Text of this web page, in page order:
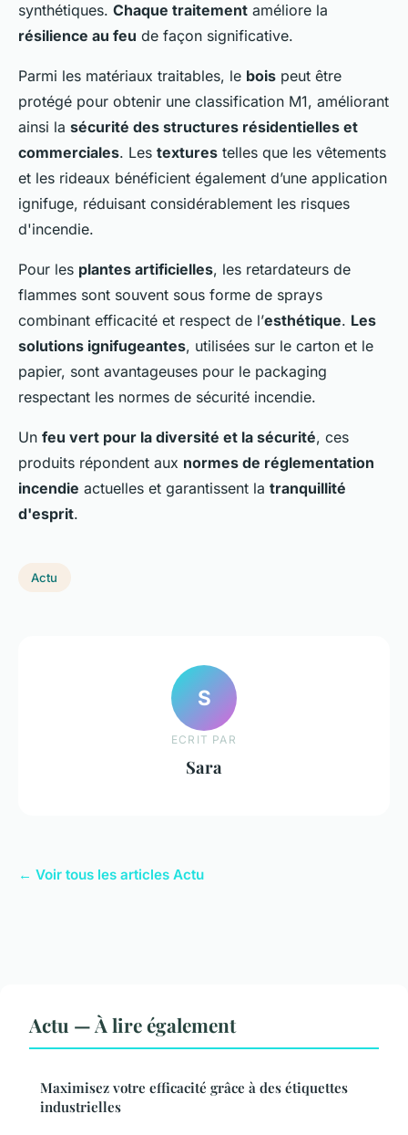
synthétiques. Chaque traitement améliore la
résilience au feu de façon significative.
Parmi les matériaux traitables, le bois peut être
protégé pour obtenir une classification M1, améliorant
ainsi la sécurité des structures résidentielles et
commerciales. Les textures telles que les vêtements
et les rideaux bénéficient également d’une application
ignifuge, réduisant considérablement les risques
d'incendie.
Pour les plantes artificielles, les retardateurs de
flammes sont souvent sous forme de sprays
combinant efficacité et respect de l’esthétique. Les
solutions ignifugeantes, utilisées sur le carton et le
papier, sont avantageuses pour le packaging
respectant les normes de sécurité incendie.
Un feu vert pour la diversité et la sécurité, ces
produits répondent aux normes de réglementation
incendie actuelles et garantissent la tranquillité
d'esprit.
Actu
S
ECRIT PAR
Sara
← Voir tous les articles Actu
Actu — À lire également
Maximisez votre efficacité grâce à des étiquettes
industrielles